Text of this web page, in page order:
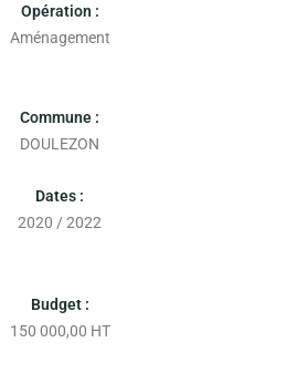
Opération :
Aménagement
Commune :
DOULEZON
Dates :
2020 / 2022
Budget :
150 000,00 HT